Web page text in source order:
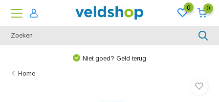
0 0
Niet goed? Geld terug
Home